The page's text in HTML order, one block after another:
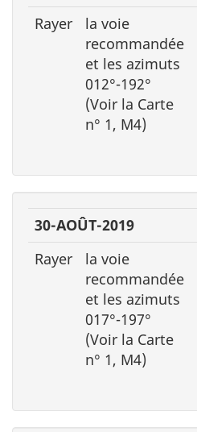
Rayer
la voie
recommandée
et les azimuts
012°-192°
(Voir la Carte
n° 1, M4)
30-AOÛT-2019
Rayer
la voie
recommandée
et les azimuts
017°-197°
(Voir la Carte
n° 1, M4)